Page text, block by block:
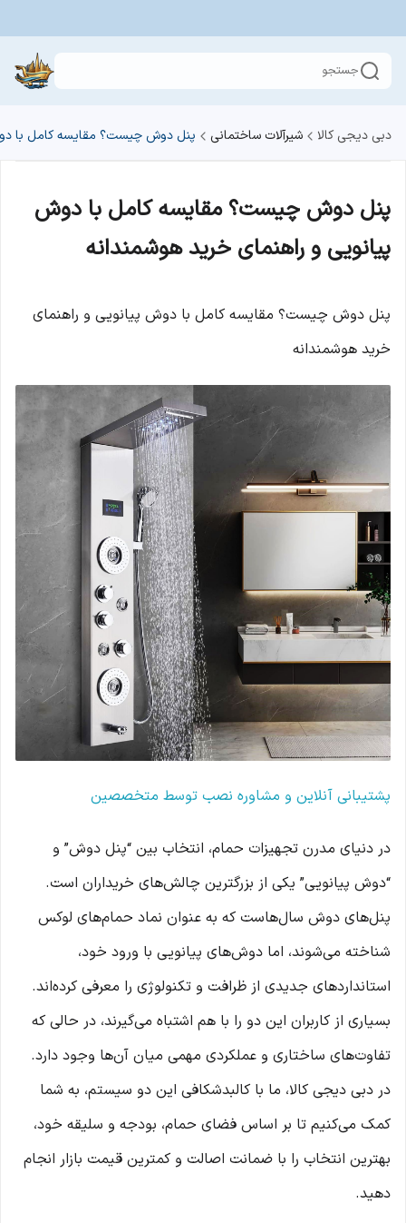
جستجو
دبی دیجی کالا شیرآلات ساختمانی پنل دوش چیست؟ مقایسه کامل با
پنل دوش چیست؟ مقایسه کامل با دوش
پیانویی و راهنمای خرید هوشمندانه
پنل دوش چیست؟ مقایسه کامل با دوش پیانویی و راهنمای
خرید هوشمندانه
پشتیبانی آنلاین و مشاوره نصب توسط متخصصین
در دنیای مدرن تجهیزات حمام، انتخاب بین “پنل دوش” و
“دوش پیانویی” یکی از بزرگترین چالش‌های خریداران است.
پنل‌های دوش سال‌هاست که به عنوان نماد حمام‌های لوکس
شناخته می‌شوند، اما دوش‌های پیانویی با ورود خود،
استانداردهای جدیدی از ظرافت و تکنولوژی را معرفی کرده‌اند.
بسیاری از کاربران این دو را با هم اشتباه می‌گیرند، در حالی که
تفاوت‌های ساختاری و عملکردی مهمی میان آن‌ها وجود دارد.
در دبی دیجی کالا، ما با کالبدشکافی این دو سیستم، به شما
کمک می‌کنیم تا بر اساس فضای حمام، بودجه و سلیقه خود،
بهترین انتخاب را با ضمانت اصالت و کمترین قیمت بازار انجام
دهید.